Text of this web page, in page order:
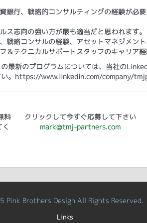
銀行、戦略的コンサルティングの経験が必
志向の強い方が最も適当だと思われます。
戦略コンサルの経験、アセットマネジメン
＆テクニカルサポートスタッフのキャリア経
最新のプログラムについては、当社の
い。https://www.linkedin.com/company/
料
クリックして今すぐ応募して下さい
mark@tmj-partners.com
Brothers Design All Rights Reserved.
Links